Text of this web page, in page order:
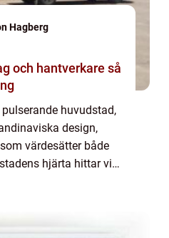
Hagberg
hantverkare så
huvudstad,
design,
värdesätter både
hjärta hittar vi